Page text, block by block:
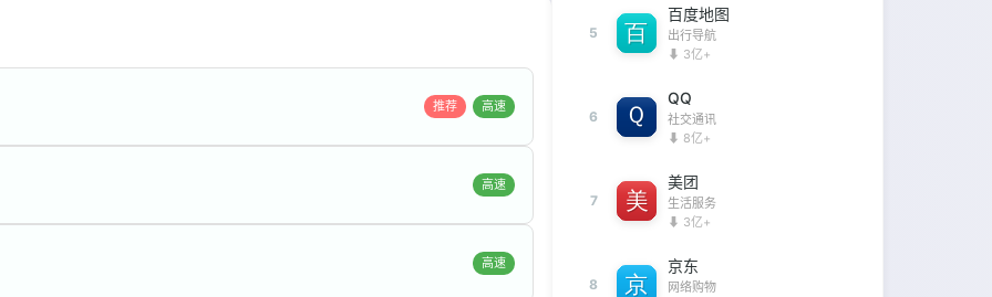
推荐 高速
高速
高速
5
百度地图
出行导航
⬇ 3亿+
6
QQ
社交通讯
⬇ 8亿+
7
美团
生活服务
⬇ 3亿+
8
京东
网络购物